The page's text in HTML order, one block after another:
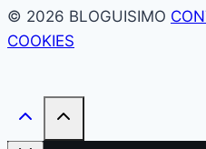
© 2026 BLOGUISIMO
COOKIES